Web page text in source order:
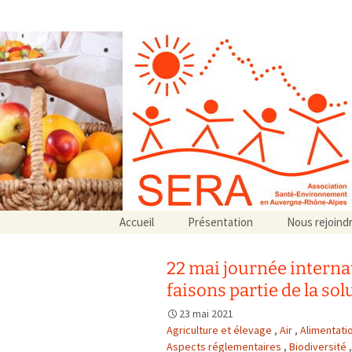
Aller
au
Accueil Présentation
Associations partenaires
Associations adhérentes
Nous
22 mai journée
faisons partie de la
23 mai 2021
Agriculture et élevage , Air ,
Aspects réglementaires , Biodiversité ,